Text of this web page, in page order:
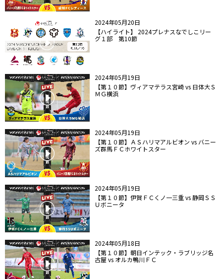
2024年05月20日
【ハイライト】 2024プレナスなでしこリー
グ１部 第10節
2024年05月19日
【第１０節】ヴィアマテラス宮崎 vs 日体大Ｓ
ＭＧ横浜
2024年05月19日
【第１０節】ＡＳハリマアルビオン vs バニー
ズ群馬ＦＣホワイトスター
2024年05月19日
【第１０節】伊賀ＦＣくノ一三重 vs 静岡ＳＳ
Ｕボニータ
2024年05月18日
【第１０節】朝日インテック・ラブリッジ名
古屋 vs オルカ鴨川ＦＣ